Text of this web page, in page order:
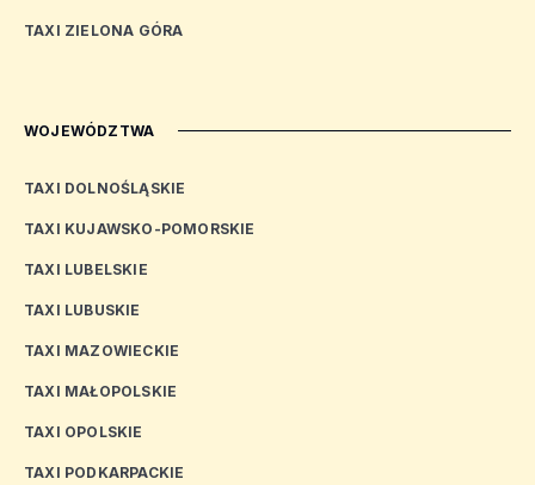
TAXI ZIELONA GÓRA
WOJEWÓDZTWA
TAXI DOLNOŚLĄSKIE
TAXI KUJAWSKO-POMORSKIE
TAXI LUBELSKIE
TAXI LUBUSKIE
TAXI MAZOWIECKIE
TAXI MAŁOPOLSKIE
TAXI OPOLSKIE
TAXI PODKARPACKIE